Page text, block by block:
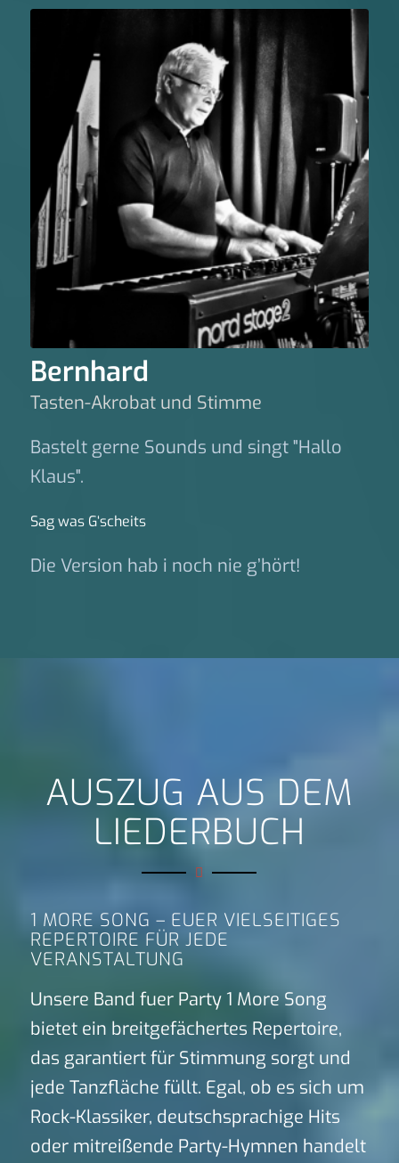
Bernhard
Tasten-Akrobat und Stimme
Bastelt gerne Sounds und singt "Hallo
Klaus".
Sag was G‘scheits
Die Version hab i noch nie g’hört!
AUSZUG AUS DEM
LIEDERBUCH
1 MORE SONG – EUER VIELSEITIGES
REPERTOIRE FÜR JEDE
VERANSTALTUNG
Unsere Band fuer Party 1 More Song
bietet ein breitgefächertes Repertoire,
das garantiert für Stimmung sorgt und
jede Tanzfläche füllt. Egal, ob es sich um
Rock-Klassiker, deutschsprachige Hits
oder mitreißende Party-Hymnen handelt